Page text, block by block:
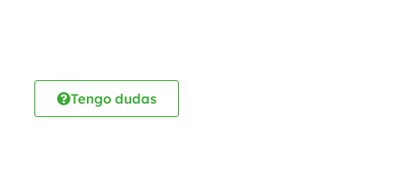
Tengo dudas